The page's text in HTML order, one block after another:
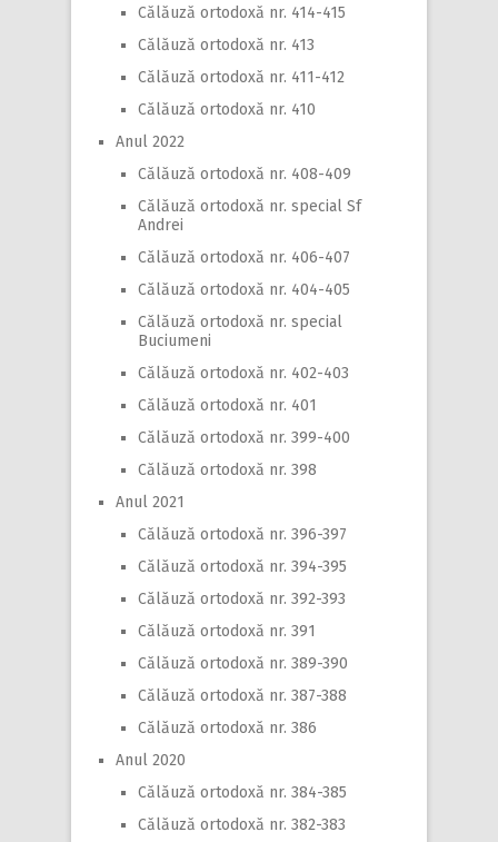
Călăuză ortodoxă nr. 414-415
Călăuză ortodoxă nr. 413
Călăuză ortodoxă nr. 411-412
Călăuză ortodoxă nr. 410
Anul 2022
Călăuză ortodoxă nr. 408-409
Călăuză ortodoxă nr. special Sf
Andrei
Călăuză ortodoxă nr. 406-407
Călăuză ortodoxă nr. 404-405
Călăuză ortodoxă nr. special
Buciumeni
Călăuză ortodoxă nr. 402-403
Călăuză ortodoxă nr. 401
Călăuză ortodoxă nr. 399-400
Călăuză ortodoxă nr. 398
Anul 2021
Călăuză ortodoxă nr. 396-397
Călăuză ortodoxă nr. 394-395
Călăuză ortodoxă nr. 392-393
Călăuză ortodoxă nr. 391
Călăuză ortodoxă nr. 389-390
Călăuză ortodoxă nr. 387-388
Călăuză ortodoxă nr. 386
Anul 2020
Călăuză ortodoxă nr. 384-385
Călăuză ortodoxă nr. 382-383